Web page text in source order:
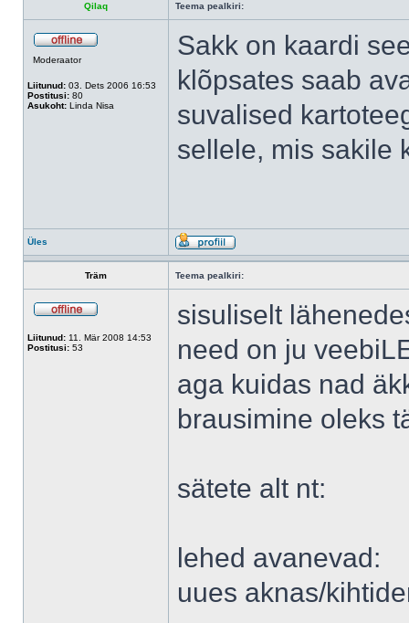
Qilaq Teema pealkiri:
Moderaator
Liitunud: 03. Dets 2006 16:53
Postitusi: 80
Asukoht: Linda Nisa
Sakk on kaardi
klõpsates saab
suvalised
sellele, mis sakile
Üles
Träm Teema pealkiri:
Liitunud: 11. Mär 2008 14:53
Postitusi: 53
sisuliselt
need on ju
aga kuidas nad
brausimine oleks
sätete alt nt:
lehed avanevad:
uues aknas/